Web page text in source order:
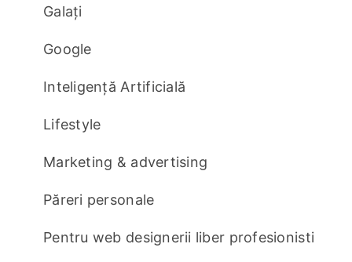
Galați
Google
Inteligență Artificială
Lifestyle
Marketing & advertising
Păreri personale
Pentru web designerii liber profesionisti